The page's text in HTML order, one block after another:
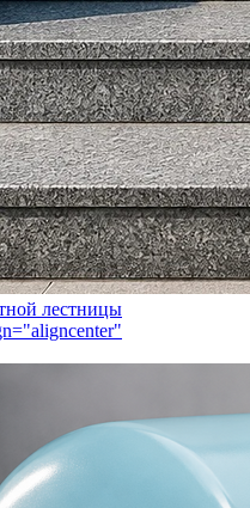
лестницы